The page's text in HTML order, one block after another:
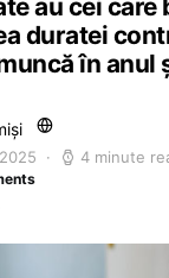
au cei care
duratei
în anul
4 minute